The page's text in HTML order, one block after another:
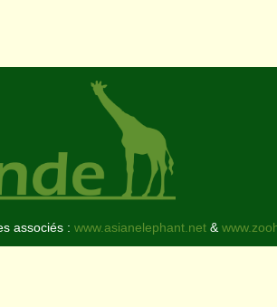
associés : www.asianelephant.net&